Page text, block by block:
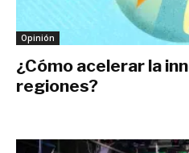
Opinión
¿Cómo acelerar la
regiones?